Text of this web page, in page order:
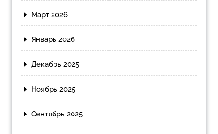
Март 2026
Январь 2026
Декабрь 2025
Ноябрь 2025
Сентябрь 2025